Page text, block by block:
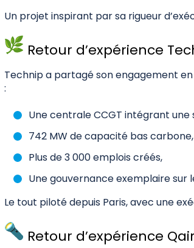
Un projet inspirant par sa rigueur
Retour d’expérience
Technip a partagé son engagement
:
Une centrale CCGT intégrant
742 MW de capacité bas carbone,
Plus de 3 000 emplois créés,
Une gouvernance exemplaire sur
Le tout piloté depuis Paris, avec une
Retour d’expérience Qair